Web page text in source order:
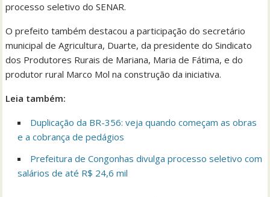
processo seletivo do SENAR.
O prefeito também destacou a participação do secretário
municipal de Agricultura, Duarte, da presidente do Sindicato
dos Produtores Rurais de Mariana, Maria de Fátima, e do
produtor rural Marco Mol na construção da iniciativa.
Leia também:
Duplicação da BR-356: veja quando começam as obras
e a cobrança de pedágios
Prefeitura de Congonhas divulga processo seletivo com
salários de até R$ 24,6 mil